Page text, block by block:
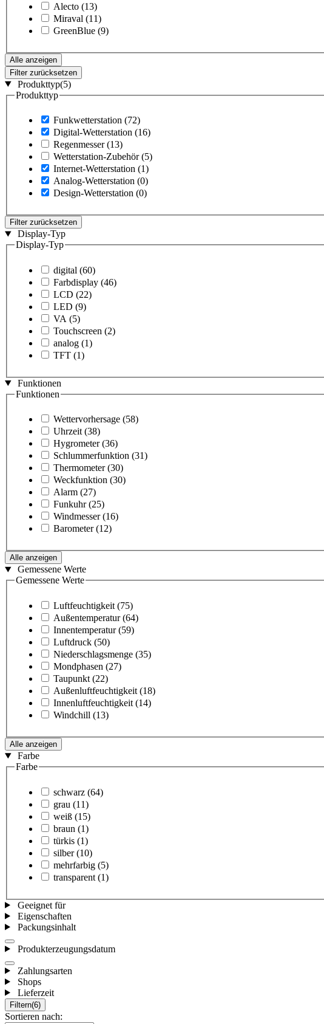
Alecto (13)
Miraval (11)
GreenBlue (9)
Alle anzeigen
Filter zurücksetzen
Produkttyp(5)
Produkttyp
Funkwetterstation (72)
Digital-Wetterstation (16)
Regenmesser (13)
Wetterstation-Zubehör (5)
Internet-Wetterstation (1)
Analog-Wetterstation (0)
Design-Wetterstation (0)
Filter zurücksetzen
Display-Typ
Display-Typ
digital (60)
Farbdisplay (46)
LCD (22)
LED (9)
VA (5)
Touchscreen (2)
analog (1)
TFT (1)
Funktionen
Funktionen
Wettervorhersage (58)
Uhrzeit (38)
Hygrometer (36)
Schlummerfunktion (31)
Thermometer (30)
Weckfunktion (30)
Alarm (27)
Funkuhr (25)
Windmesser (16)
Barometer (12)
Alle anzeigen
Gemessene Werte
Gemessene Werte
Luftfeuchtigkeit (75)
Außentemperatur (64)
Innentemperatur (59)
Luftdruck (50)
Niederschlagsmenge (35)
Mondphasen (27)
Taupunkt (22)
Außenluftfeuchtigkeit (18)
Innenluftfeuchtigkeit (14)
Windchill (13)
Alle anzeigen
Farbe
Farbe
schwarz (64)
grau (11)
weiß (15)
braun (1)
türkis (1)
silber (10)
mehrfarbig (5)
transparent (1)
Geeignet für
Eigenschaften
Packungsinhalt
Produkterzeugungsdatum
Zahlungsarten
Shops
Lieferzeit
Filtern(6)
Sortieren nach: